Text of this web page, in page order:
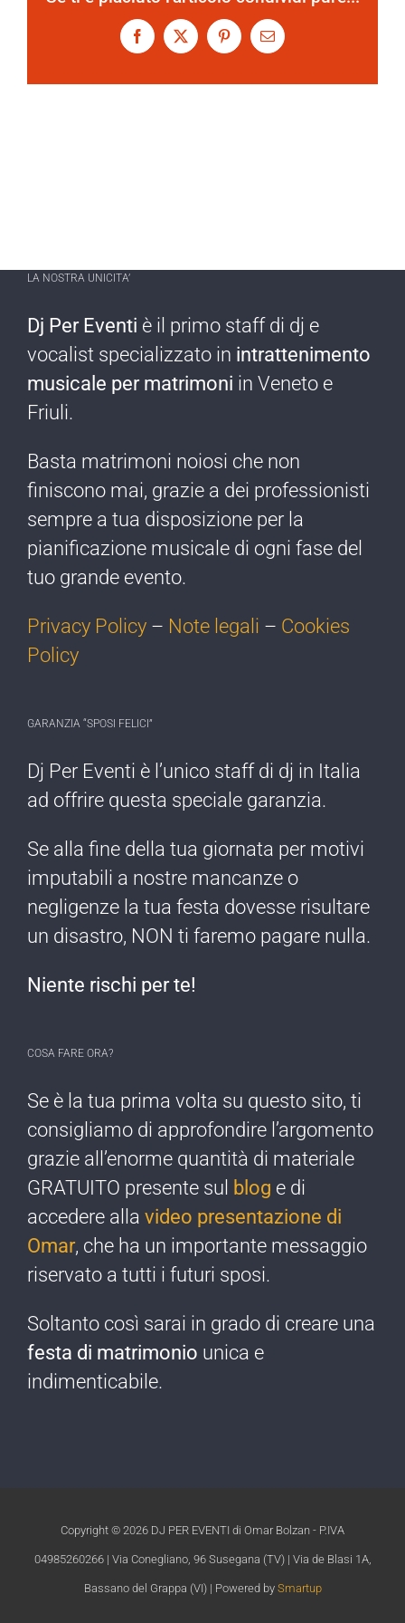
Facebook
X PinterestEmail
LA NOSTRA UNICITA’
Dj Per Eventi è il primo staff di dj e
vocalist specializzato in intrattenimento
musicale per matrimoni in Veneto e
Friuli.
Basta matrimoni noiosi che non
finiscono mai, grazie a dei professionisti
sempre a tua disposizione per la
pianificazione musicale di ogni fase del
tuo grande evento.
Privacy Policy – Note legali – Cookies
Policy
GARANZIA “SPOSI FELICI”
Dj Per Eventi è l’​unico staff di dj ​in Italia
ad offrire ​questa speciale garanzia.
Se alla fine della tua giornata per motivi
imputabili a nostre mancanze o
negligenze ​la tua festa dovesse risultare
un disastro, NON ti faremo pagare nulla​.
Niente rischi per te!​
COSA FARE ORA?
Se è la tua prima ​volta su questo sito, ti
consigliamo di approfondire l’argomento
grazie all’enorme quantità di materiale
GRATUITO presente sul blog e di
accedere alla video presentazione di
Omar, che ha un importante messaggio
riservato a tutti i futuri sposi.
Soltanto così sarai in grado di creare una
festa di matrimonio unica e
indimenticabile.​
Copyright © 2026 DJ PER EVENTI di Omar Bolzan - P.IVA
04985260266 | Via Conegliano, 96 Susegana (TV) | Via de Blasi 1A,
Bassano del Grappa (VI) | Powered by Smartup